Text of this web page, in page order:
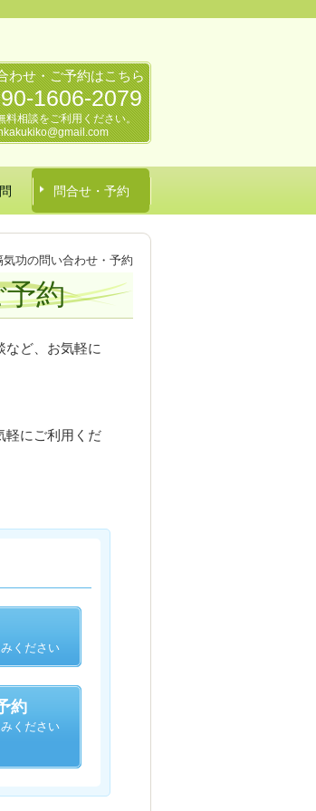
わせ・ご予約はこちら
1606-2079
料相談をご利用ください。
問合せ・予約
気功の問い合わせ・予約
約
など、お気軽に
軽にご利用くだ
ください
約
ください